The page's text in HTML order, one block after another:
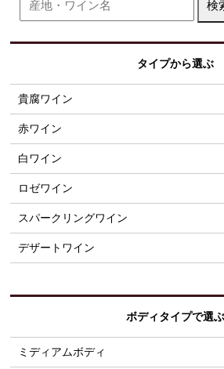
タイプから選ぶ
貴腐ワイン
赤ワイン
白ワイン
ロゼワイン
スパークリングワイン
デザートワイン
ボディタイプで選ぶ
ミディアムボディ